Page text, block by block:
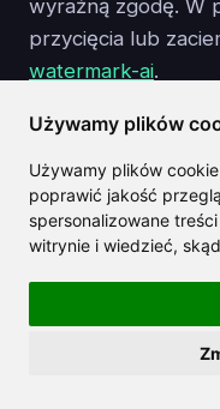
Używamy plików
Używamy plików
poprawić jakość
spersonalizowane
witrynie i wiedzieć,
wyraźną zgodę. W
przycięcia lub
watermark-ai.
Co jeśli tło
Wykonaj drugie
lub użyj
eraserdla lepszej